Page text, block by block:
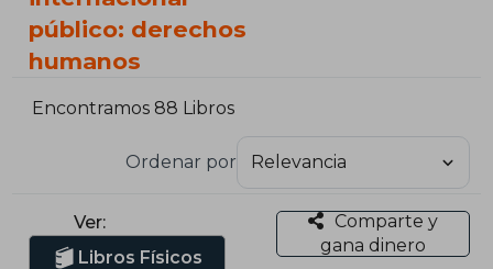
público: derechos
humanos
Encontramos 88 Libros
Ordenar por
Ver:
Libros Físicos
Comparte y
gana dinero